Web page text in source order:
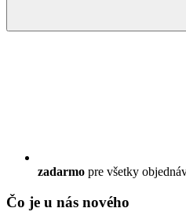
zadarmo pre všetky
Čo je u nás nového